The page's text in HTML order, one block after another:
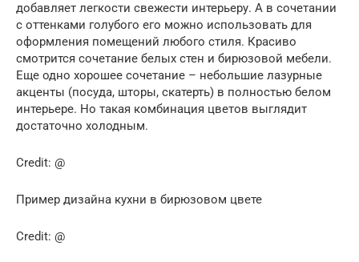
добавляет легкости свежести интерьеру. А в сочетании
с оттенками голубого его можно использовать для
оформления помещений любого стиля. Красиво
смотрится сочетание белых стен и бирюзовой мебели.
Еще одно хорошее сочетание – небольшие лазурные
акценты (посуда, шторы, скатерть) в полностью белом
интерьере. Но такая комбинация цветов выглядит
достаточно холодным.
Credit: @
Пример дизайна кухни в бирюзовом цвете
Credit: @